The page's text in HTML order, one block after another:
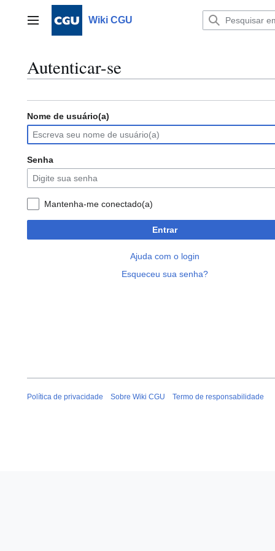
Menu principalWiki CGU
Autenticar-se
Nome de usuário(a)
Senha
Mantenha-me conectado(a)
Entrar
Ajuda com o login
Esqueceu sua senha?
Política de privacidade Sobre Wiki CGU Termo de responsabilidade